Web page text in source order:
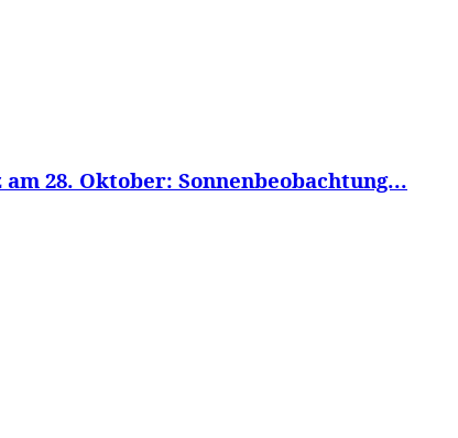
28. Oktober: Sonnenbeobachtung...